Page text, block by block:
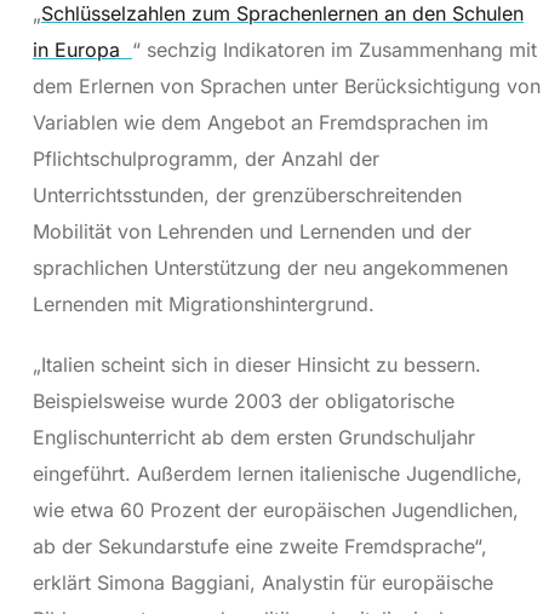
„Schlüsselzahlen zum Sprachenlernen an den Schulen
in Europa “ sechzig Indikatoren im Zusammenhang mit
dem Erlernen von Sprachen unter Berücksichtigung von
Variablen wie dem Angebot an Fremdsprachen im
Pflichtschulprogramm, der Anzahl der
Unterrichtsstunden, der grenzüberschreitenden
Mobilität von Lehrenden und Lernenden und der
sprachlichen Unterstützung der neu angekommenen
Lernenden mit Migrationshintergrund.
„Italien scheint sich in dieser Hinsicht zu bessern.
Beispielsweise wurde 2003 der obligatorische
Englischunterricht ab dem ersten Grundschuljahr
eingeführt. Außerdem lernen italienische Jugendliche,
wie etwa 60 Prozent der europäischen Jugendlichen,
ab der Sekundarstufe eine zweite Fremdsprache“,
erklärt Simona Baggiani, Analystin für europäische